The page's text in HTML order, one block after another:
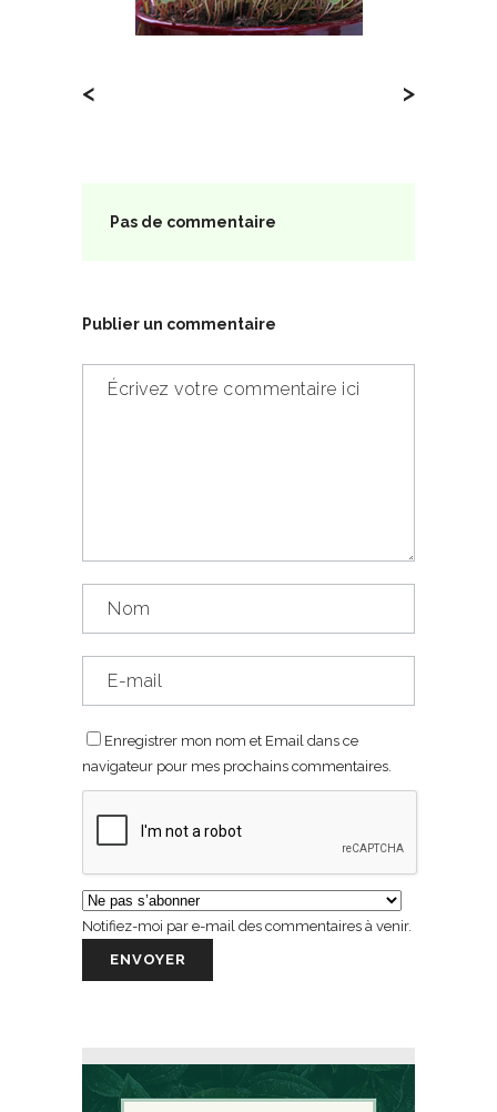
< >
Pas de commentaire
Publier un commentaire
Enregistrer mon nom et Email dans ce
navigateur pour mes prochains commentaires.
Notifiez-moi par e-mail des commentaires à venir.